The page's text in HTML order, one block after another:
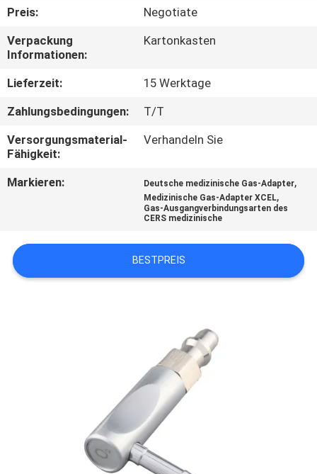
TRETEN
SIE
MIT
UNS
IN
VERBINDUNG
EIN
ZITAT
Preis:
Negotiate
Verpackung
Informationen:
Kartonkasten
Lieferzeit:
15 Werktage
Zahlungsbedingungen:
T/T
Versorgungsmaterial-
Fähigkeit:
Verhandeln Sie
Markieren: Deutsche medizinische Gas-Adapter,
Medizinische Gas-Adapter XCEL,
Gas-Ausgangverbindungsarten des
CERS medizinische
BESTPREIS